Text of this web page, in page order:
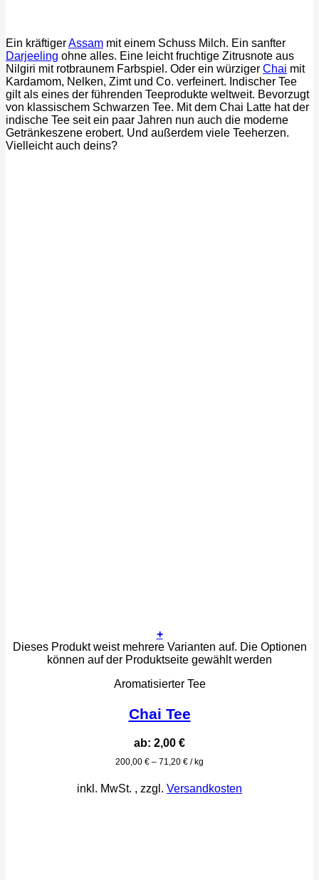
Ein kräftigerAssam mit einem Schuss Milch. Ein sanfter
Darjeeling ohne alles. Eine leicht fruchtige Zitrusnote aus
Nilgiri mit rotbraunem Farbspiel. Oder ein würziger Chai mit
Kardamom, Nelken, Zimt und Co. verfeinert. Indischer Tee
gilt als eines der führenden Teeprodukte weltweit. Bevorzugt
von klassischem Schwarzen Tee. Mit dem Chai Latte hat der
indische Tee seit ein paar Jahren nun auch die moderne
Getränkeszene erobert. Und außerdem viele Teeherzen.
Vielleicht auch deins?
+
Dieses Produkt weist mehrere Varianten auf. Die Optionen
können auf der Produktseite gewählt werden
Aromatisierter Tee
Chai Tee
ab: 2,00 €
200,00 € – 71,20 € / kg
inkl. MwSt. , zzgl. Versandkosten